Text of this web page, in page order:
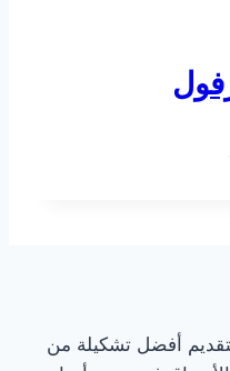
أفضل تشكيلة من